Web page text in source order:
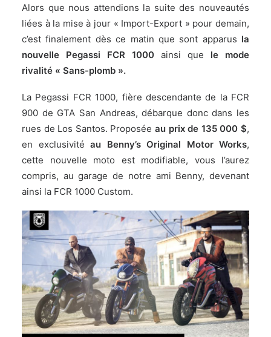
Alors que nous attendions la suite des nouveautés
liées à la mise à jour « Import-Export » pour demain,
c’est finalement dès ce matin que sont apparus la
nouvelle Pegassi FCR 1000 ainsi que le mode
rivalité « Sans-plomb ».
La Pegassi FCR 1000, fière descendante de la FCR
900 de GTA San Andreas, débarque donc dans les
rues de Los Santos. Proposée au prix de 135 000 $,
en exclusivité au Benny’s Original Motor Works,
cette nouvelle moto est modifiable, vous l’aurez
compris, au garage de notre ami Benny, devenant
ainsi la FCR 1000 Custom.